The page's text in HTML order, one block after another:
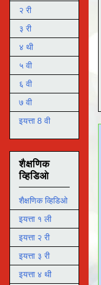
२ री
३ री
४ थी
५ वी
६ वी
७ वी
इयत्ता 8 वी
शैक्षणिक
व्हिडिओ
शैक्षणिक व्हिडिओ
इयत्ता १ ली
इयत्ता २ री
इयत्ता ३ री
इयत्ता ४ थी